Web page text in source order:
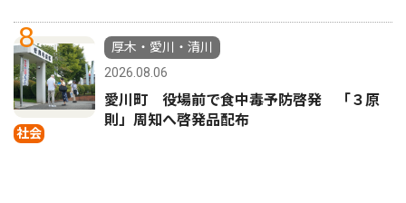
8
社会
厚木・愛川・清川
2026.08.06
愛川町 役場前で食中毒予防啓発 「３原
則」周知へ啓発品配布